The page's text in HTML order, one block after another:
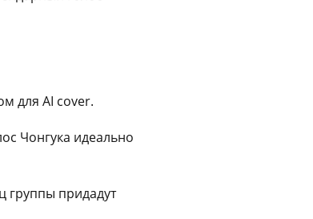
для AI cover.
Чонгука идеально
группы придадут